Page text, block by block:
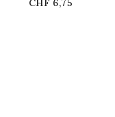
CHF 6,75